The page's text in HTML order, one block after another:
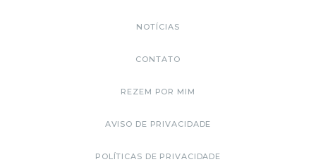
NOTÍCIAS
CONTATO
REZEM POR MIM
AVISO DE PRIVACIDADE
POLÍTICAS DE PRIVACIDADE